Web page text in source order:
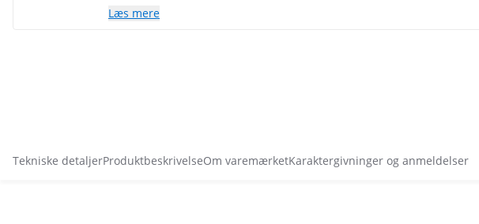
Læs mere
Tekniske detaljerProduktbeskrivelseOm varemærketKaraktergivninger og anmeldelser